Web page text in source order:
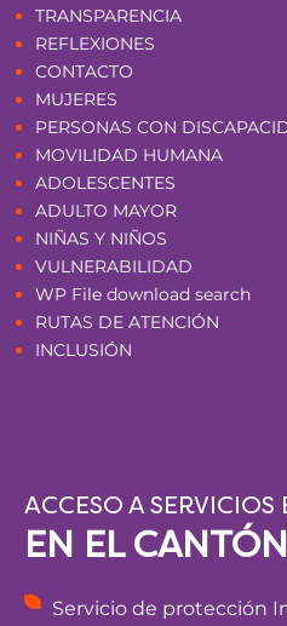
TRANSPARENCIA
REFLEXIONES
CONTACTO
MUJERES
PERSONAS CON
MOVILIDAD HUMANA
ADOLESCENTES
ADULTO MAYOR
NIÑAS Y NIÑOS
VULNERABILIDAD
WP File download search
RUTAS DE ATENCIÓN
INCLUSIÓN
ACCESO A
EN EL
Servicio de protección